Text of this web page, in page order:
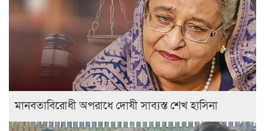
মানবতাবিরোধী অপরাধে দোষী সাব্যস্ত শেখ হাসিনা